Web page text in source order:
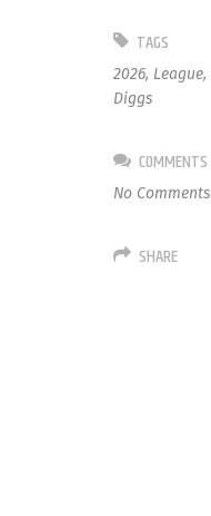
TAGS
2026, League,
Diggs
COMMENTS
No Comments
SHARE